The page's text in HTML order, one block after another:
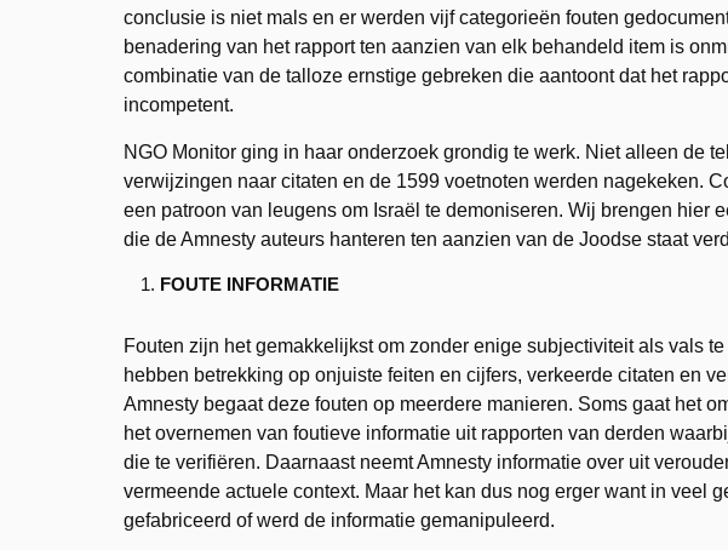
conclusie is niet mals en er werden vijf categorieën fouten
benadering van het rapport ten aanzien van elk behandeld item is
combinatie van de talloze ernstige gebreken die aantoont dat het
incompetent.
NGO Monitor ging in haar onderzoek grondig te werk. Niet alleen de
verwijzingen naar citaten en de 1599 voetnoten werden nagekeken.
een patroon van leugens om Israël te demoniseren. Wij brengen hier
die de Amnesty auteurs hanteren ten aanzien van de Joodse staat
FOUTE INFORMATIE
Fouten zijn het gemakkelijkst om zonder enige subjectiviteit als vals
hebben betrekking op onjuiste feiten en cijfers, verkeerde citaten en
Amnesty begaat deze fouten op meerdere manieren. Soms gaat het
het overnemen van foutieve informatie uit rapporten van derden
die te verifiëren. Daarnaast neemt Amnesty informatie over uit
vermeende actuele context. Maar het kan dus nog erger want in veel
gefabriceerd of werd de informatie gemanipuleerd.